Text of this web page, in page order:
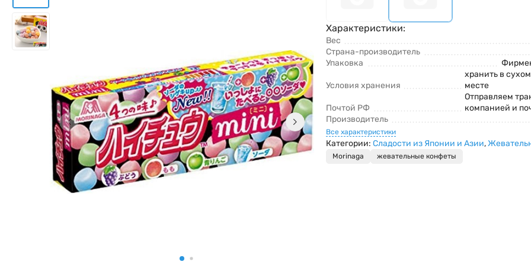
Характеристики:
Вес
Страна-производитель
Упаковка
Условия хранения
хранить в
месте
Почтой РФ
Отправляем
компанией и
Производитель
Все характеристики
Категории: Сладости из Японии и Азии,
Morinaga жевательные конфеты